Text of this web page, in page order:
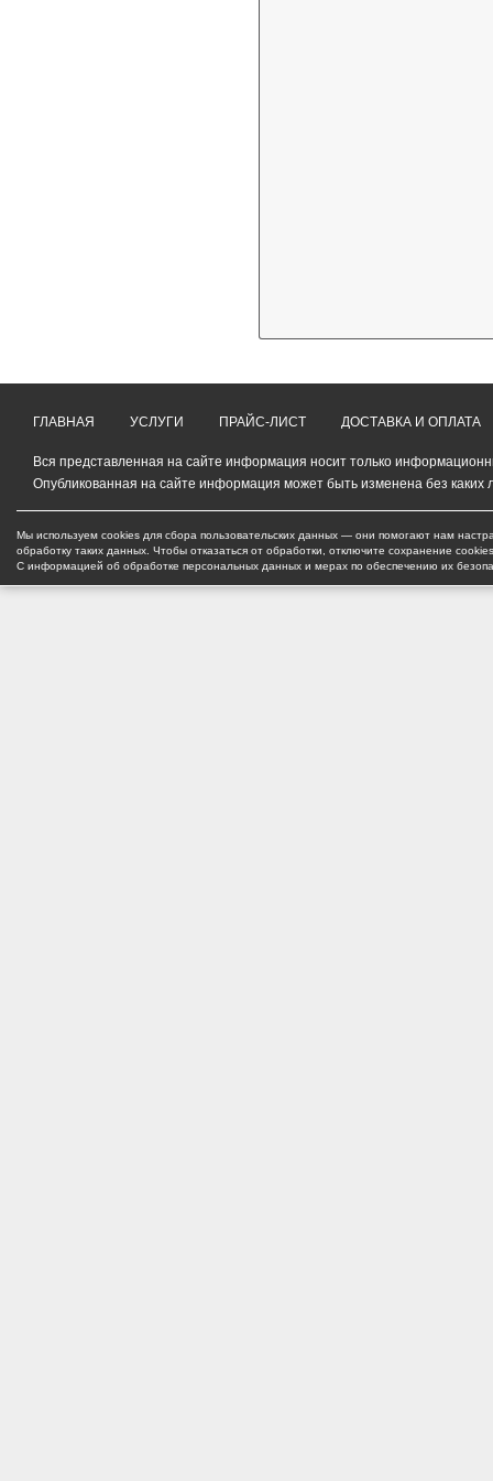
ГЛАВНАЯ УСЛУГИ ПРАЙС-ЛИСТ ДОСТАВКА И ОПЛАТА
Вся представленная на сайте информация носит только
Опубликованная на сайте информация может быть изменена без каких
Мы используем cookies для сбора пользовательских данных — они помогают нам
обработку таких данных. Чтобы отказаться от обработки, отключите сохранение
С информацией об обработке персональных данных и мерах по обеспечению их